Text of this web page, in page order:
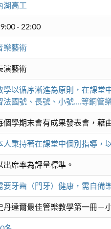
湖高工
- 22:00
樂藝術
演藝術
學以循序漸進為原則，在課堂
法國號、長號、小號….等銅管
個學期末會有成果發表會，藉
人秉持著在課堂中個別指導，
出席率為評量標準。
要牙齒（門牙）健康，需自備
丹達爾最佳管樂教學第一冊－